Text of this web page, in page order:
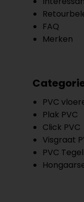
FAQ
Merken
PVC
Plak PVC
Click PVC
Visgraat
PVC